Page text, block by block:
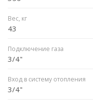
Вес, кг
43
Подключение газа
3/4"
Вход в систему отопления
3/4"